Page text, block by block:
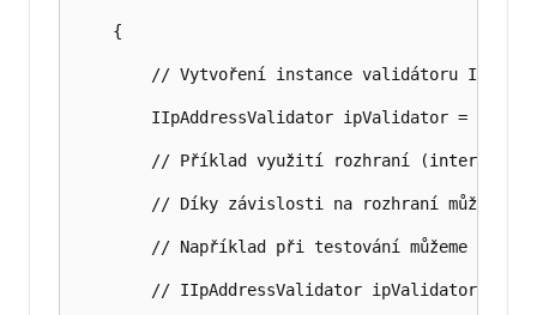
    {
// Vytvoření instance validátoru IP
IIpAddressValidator ipValidator = new
// Příklad využití rozhraní
// Díky závislosti na rozhraní můžeme
// Například při testování můžeme
// IIpAddressValidator ipValidator =